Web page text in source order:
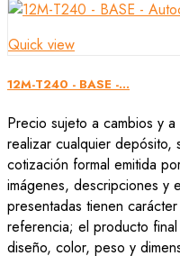
Quick view
12M-T240 - BASE -...
Precio sujeto a cambios y
realizar cualquier depósito,
cotización formal emitida
imágenes, descripciones y
presentadas tienen
referencia; el producto
diseño, color, peso y